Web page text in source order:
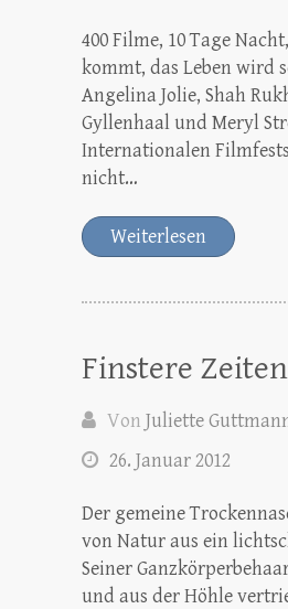
400 Filme, 10 Tage
kommt, das Leben wird
Angelina Jolie, Shah
Gyllenhaal und Meryl
Internationalen
nicht…
Weiterlesen
Finstere
Von Juliette
26. Januar 2012
Der gemeine
von Natur aus ein
Seiner
und aus der Höhle